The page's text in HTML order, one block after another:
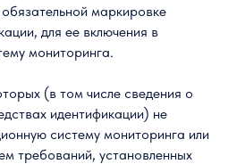
маркировке
для ее включения в
мониторинга.
(в том числе сведения о
идентификации) не
систему мониторинга или
требований, установленных